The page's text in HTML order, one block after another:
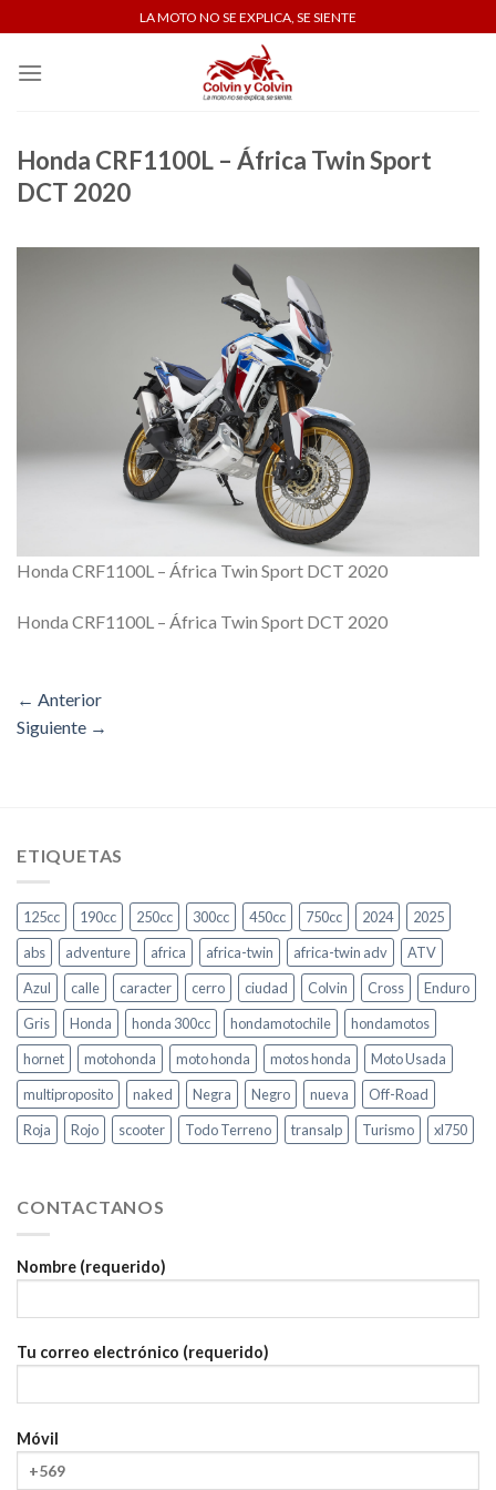
to
content
LA MOTO NO SE EXPLICA, SE SIENTE
Honda CRF1100L – África Twin Sport
DCT 2020
Honda CRF1100L – África Twin Sport DCT 2020
Honda CRF1100L – África Twin Sport DCT 2020
← Anterior
Siguiente →
ETIQUETAS
125cc 190cc 250cc 300cc 450cc 750cc 2024
2025
abs
adventure africa africa-twin africa-twin adv
ATV
Azul
calle caracter cerro ciudad Colvin Cross
Enduro
Gris
Honda honda 300cc hondamotochile
hondamotos
hornet
motohonda moto honda motos honda
Moto Usada
multiproposito
naked Negra Negro nueva
Off-Road
Roja
Rojo scooter Todo Terreno transalp Turismo xl750
CONTACTANOS
Nombre (requerido)
Tu correo electrónico (requerido)
Móvil